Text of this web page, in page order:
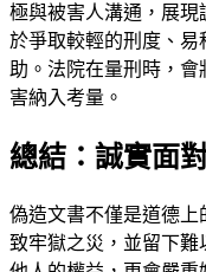
極與被害人溝通，展
於爭取較輕的刑度、
助。法院在量刑時，
害納入考量。
總結：誠實面
偽造文書不僅是道德
致牢獄之災，並留下